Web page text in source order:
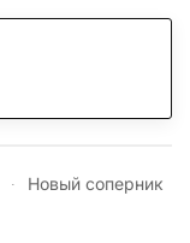
Новый соперник